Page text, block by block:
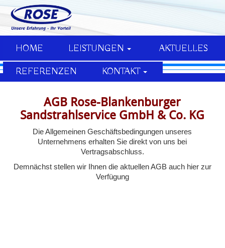
HOME LEISTUNGEN AKTUELLES
REFERENZEN KONTAKT
AGB Rose-Blankenburger
Sandstrahlservice GmbH & Co. KG
Die Allgemeinen Geschäftsbedingungen unseres
Unternehmens erhalten Sie direkt von uns bei
Vertragsabschluss.
Demnächst stellen wir Ihnen die aktuellen AGB auch hier zur
Verfügung